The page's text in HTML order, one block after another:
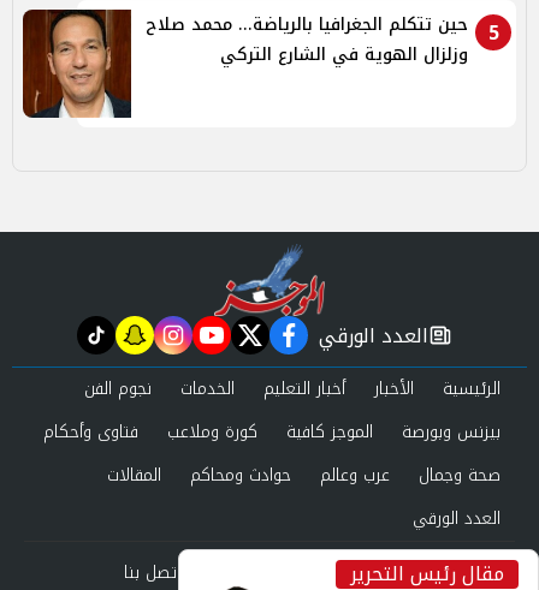
5
حين تتكلم الجغرافيا بالرياضة... محمد صلاح
وزلزال الهوية في الشارع التركي
مقال رئيس التحرير
newspaper
العدد الورقي facebook
twitter
youtube
instagram
snapchat
tiktok
الرئيسية الأخبار أخبار التعليم الخدمات
نجوم الفن
بيزنس وبورصة
الموجز كافية كورة وملاعب
فتاوى وأحكام
صحة وجمال
عرب وعالم حوادث ومحاكم
المقالات
العدد الورقي
من نحن
اتصل بنا